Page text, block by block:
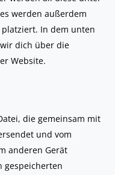
werden außerdem
In dem unten
dich über die
Website.
die gemeinsam mit
und vom
anderen Gerät
gespeicherten